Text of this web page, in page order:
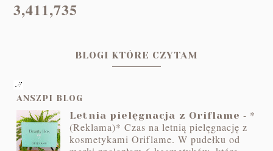
3,411,735
BLOGI KTÓRE CZYTAM
ANSZPI BLOG
Letnia pielęgnacja z Oriflame - *
(Reklama)* Czas na letnią pielęgnację z
kosmetykami Oriflame. W pudełku od